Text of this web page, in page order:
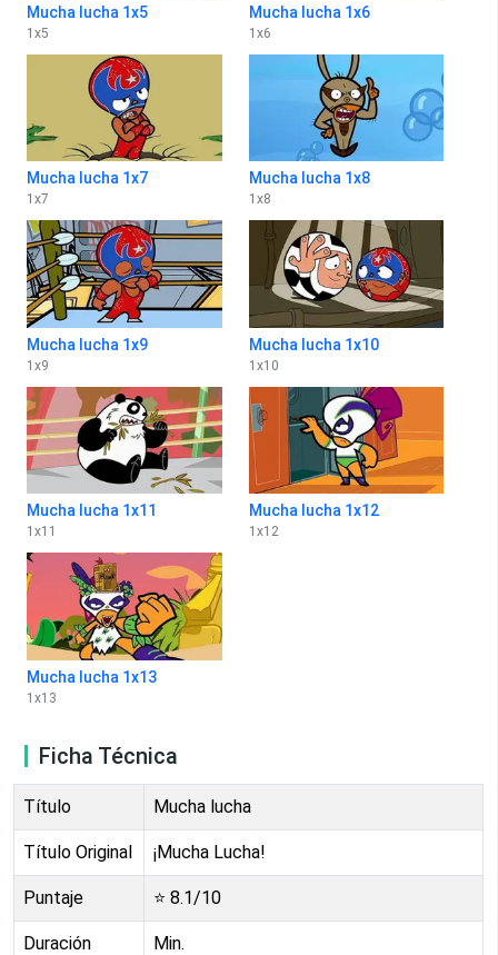
Mucha lucha 1x5
1 x5
Mucha lucha 1x6
1 x6
Mucha lucha 1x7
1 x7
Mucha lucha 1x8
1 x8
Mucha lucha 1x9
1 x9
Mucha lucha 1x10
1 x10
Mucha lucha 1x11
1 x11
Mucha lucha 1x12
1 x12
Mucha lucha 1x13
1 x13
Ficha Técnica
Título Mucha lucha
Título Original ¡Mucha Lucha!
Puntaje ⭐ 8.1/10
Duración Min.